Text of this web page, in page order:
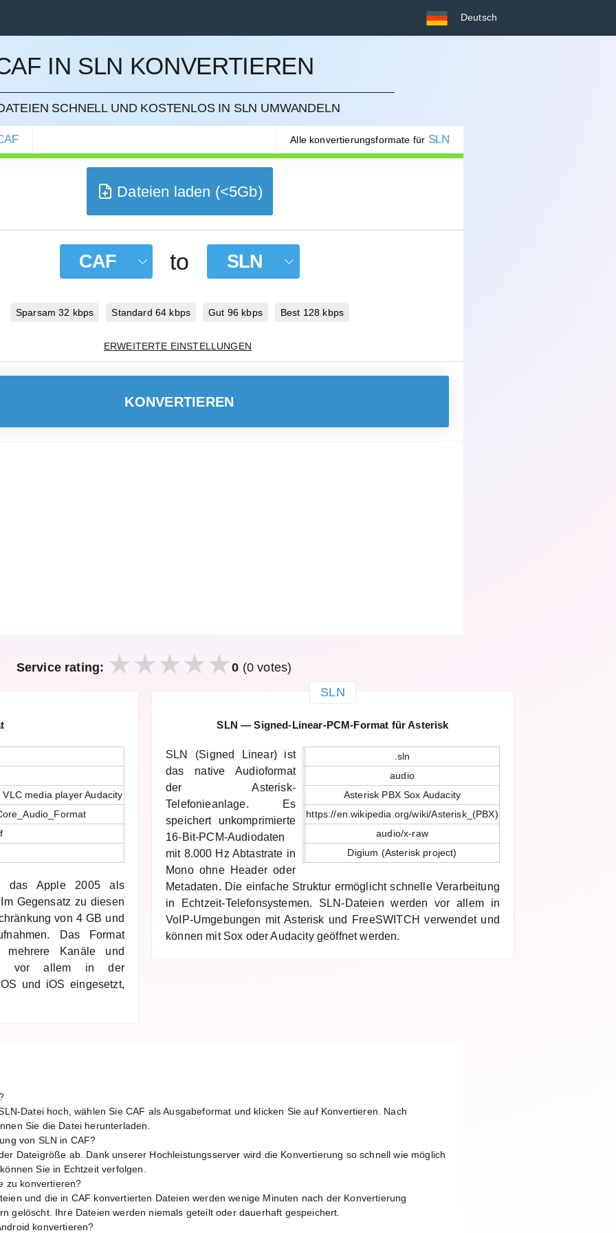
Deutsch
IN SLN KONVERTIEREN
SCHNELL UND KOSTENLOS IN SLN UMWANDELN
Alle konvertierungsformate für SLN
Dateien laden (<5Gb)
CAF to SLN
Sparsam 32 kbps Standard 64 kbps Gut 96 kbps Best 128 kbps
ERWEITERTE EINSTELLUNGEN
KONVERTIEREN
Service rating: 0 (0 votes)
media player Audacity
das Apple 2005 als
Gegensatz zu diesen
von 4 GB und
Das Format
mehrere Kanäle und
vor allem in der
und iOS eingesetzt,
SLN
SLN — Signed-Linear-PCM-Format für Asterisk
.sln
audio
Asterisk PBX Sox Audacity
https://en.wikipedia.org/wiki/Asterisk_(PBX)
audio/x-raw
Digium (Asterisk project)
SLN (Signed Linear) ist
das native Audioformat
der Asterisk-
Telefonieanlage. Es
speichert unkomprimierte
16-Bit-PCM-Audiodaten
mit 8.000 Hz Abtastrate in
Mono ohne Header oder
Metadaten. Die einfache Struktur ermöglicht schnelle Verarbeitung
in Echtzeit-Telefonsystemen. SLN-Dateien werden vor allem in
VoIP-Umgebungen mit Asterisk und FreeSWITCH verwendet und
können mit Sox oder Audacity geöffnet werden.
Datei hoch, wählen Sie CAF als Ausgabeformat und klicken Sie auf Konvertieren. Nach
Sie die Datei herunterladen.
von SLN in CAF?
Dateigröße ab. Dank unserer Hochleistungsserver wird die Konvertierung so schnell wie möglich
Sie in Echtzeit verfolgen.
zu konvertieren?
und die in CAF konvertierten Dateien werden wenige Minuten nach der Konvertierung
gelöscht. Ihre Dateien werden niemals geteilt oder dauerhaft gespeichert.
konvertieren?